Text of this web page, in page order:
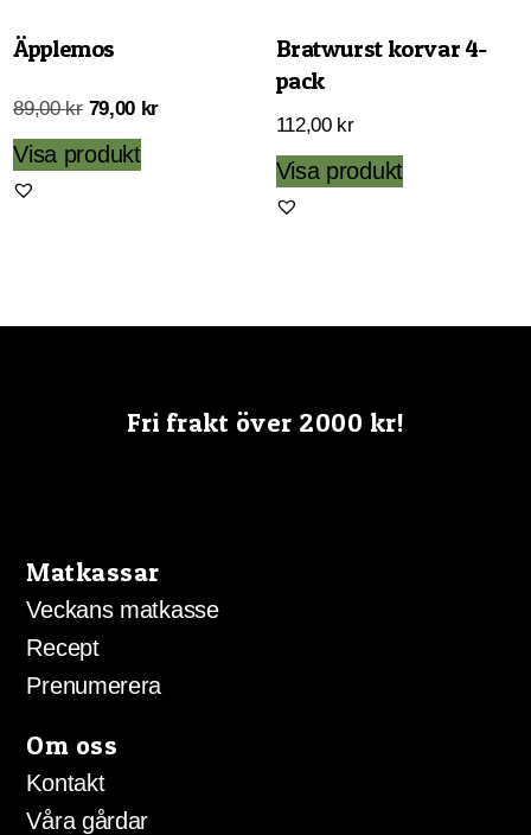
Äpplemos
89,00kr Det
ursprungliga
priset
79,00 krDet
Visa produkt
Bratwurst korvar 4-
pack
112,00 kr
Visa produkt
Fri frakt över 2000 kr!
Matkassar
Veckans matkasse
Recept
Prenumerera
Om oss
Kontakt
Våra gårdar